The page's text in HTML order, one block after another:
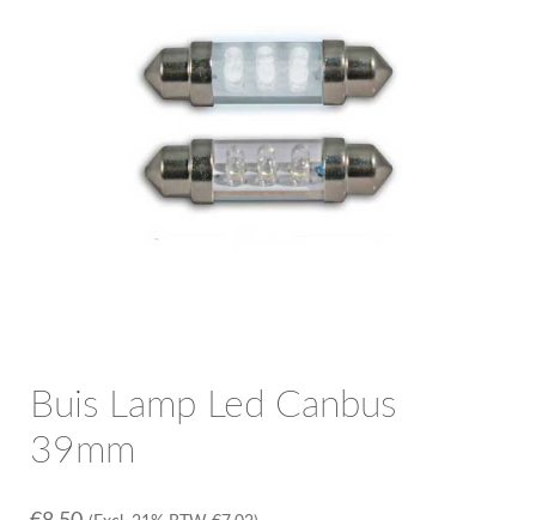
Bedrijfswagen parts
Inloggen / Registreren
Buis Lamp Led Canbus
39mm